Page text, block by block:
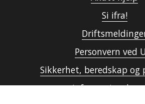
Si ifra!
Personvern ved
Sikkerhet, beredskap og